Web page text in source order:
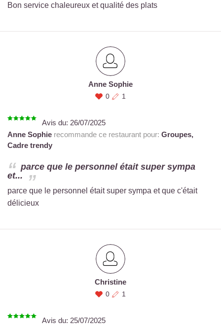
Bon service chaleureux et qualité des plats
Anne Sophie
0 1
Avis du: 26/07/2025
Anne Sophie recommande ce restaurant pour: Groupes,
Cadre trendy
parce que le personnel était super sympa
et...
parce que le personnel était super sympa et que c'était
délicieux
Christine
0 1
Avis du: 25/07/2025